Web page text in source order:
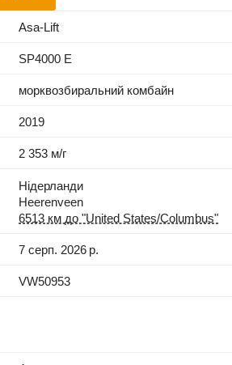
Asa-Lift
SP4000 E
морквозбиральний комбайн
2019
2 353 м/г
Нідерланди
Heerenveen
6513 км до "United States/Columbus"
7 серп. 2026 р.
VW50953